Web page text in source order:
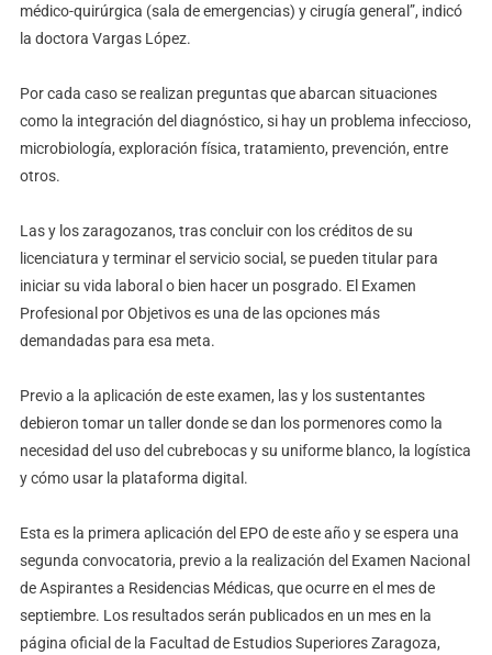
médico-quirúrgica (sala de emergencias) y cirugía general”, indicó
la doctora Vargas López.
Por cada caso se realizan preguntas que abarcan situaciones
como la integración del diagnóstico, si hay un problema infeccioso,
microbiología, exploración física, tratamiento, prevención, entre
otros.
Las y los zaragozanos, tras concluir con los créditos de su
licenciatura y terminar el servicio social, se pueden titular para
iniciar su vida laboral o bien hacer un posgrado. El Examen
Profesional por Objetivos es una de las opciones más
demandadas para esa meta.
Previo a la aplicación de este examen, las y los sustentantes
debieron tomar un taller donde se dan los pormenores como la
necesidad del uso del cubrebocas y su uniforme blanco, la logística
y cómo usar la plataforma digital.
Esta es la primera aplicación del EPO de este año y se espera una
segunda convocatoria, previo a la realización del Examen Nacional
de Aspirantes a Residencias Médicas, que ocurre en el mes de
septiembre. Los resultados serán publicados en un mes en la
página oficial de la Facultad de Estudios Superiores Zaragoza,